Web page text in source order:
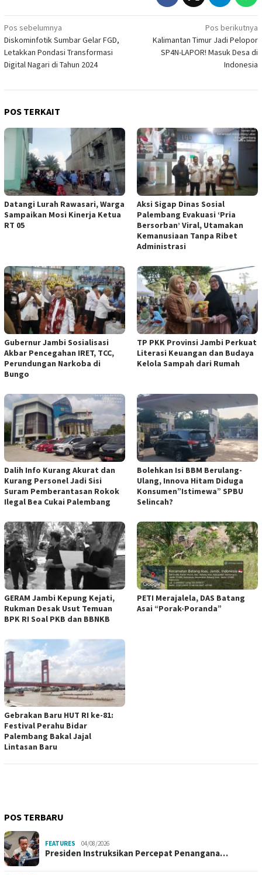
Navigasi
pos
Pos sebelumnya
Diskominfotik Sumbar Gelar FGD,
Letakkan Pondasi Transformasi
Digital Nagari di Tahun 2024
Pos berikutnya
Kalimantan Timur Jadi Pelopor
SP4N-LAPOR! Masuk Desa di
Indonesia
POS TERKAIT
Datangi Lurah Rawasari, Warga
Sampaikan Mosi Kinerja Ketua
RT 05
Aksi Sigap Dinas Sosial
Palembang Evakuasi ‘Pria
Bersorban’ Viral, Utamakan
Kemanusiaan Tanpa Ribet
Administrasi
Gubernur Jambi Sosialisasi
Akbar Pencegahan IRET, TCC,
Perundungan Narkoba di
Bungo
TP PKK Provinsi Jambi Perkuat
Literasi Keuangan dan Budaya
Kelola Sampah dari Rumah
Dalih Info Kurang Akurat dan
Kurang Personel Jadi Sisi
Suram Pemberantasan Rokok
Ilegal Bea Cukai Palembang
Bolehkan Isi BBM Berulang-
Ulang, Innova Hitam Diduga
Konsumen”Istimewa” SPBU
Selincah?
GERAM Jambi Kepung Kejati,
Rukman Desak Usut Temuan
BPK RI Soal PKB dan BBNKB
PETI Merajalela, DAS Batang
Asai “Porak-Poranda”
Gebrakan Baru HUT RI ke-81:
Festival Perahu Bidar
Palembang Bakal Jajal
Lintasan Baru
POS TERBARU
FEATURES 04/08/2026
Presiden Instruksikan Percepat Penangana…